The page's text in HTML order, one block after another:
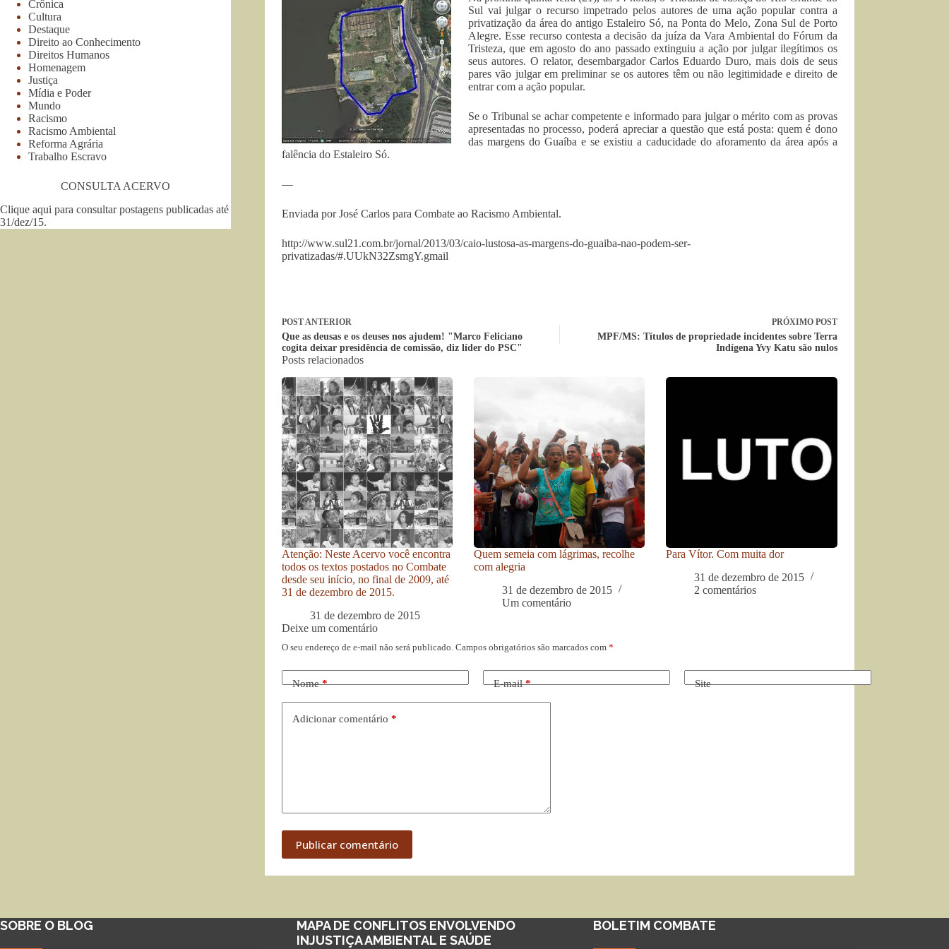
Sul vai julgar o recurso impetrado pelos autores de uma ação popular contra a
privatização da área do antigo Estaleiro Só, na Ponta do Melo, Zona Sul de Porto
Alegre. Esse recurso contesta a decisão da juíza da Vara Ambiental do Fórum da
Tristeza, que em agosto do ano passado extinguiu a ação por julgar ilegítimos os
seus autores. O relator, desembargador Carlos Eduardo Duro, mais dois de seus
pares vão julgar em preliminar se os autores têm ou não legitimidade e direito de
entrar com a ação popular.
Se o Tribunal se achar competente e informado para julgar o mérito com as provas
apresentadas no processo, poderá apreciar a questão que está posta: quem é dono
das margens do Guaíba e se existiu a caducidade do aforamento da área após a
falência do Estaleiro Só.
—
Enviada por José Carlos para Combate ao Racismo Ambiental.
http://www.sul21.com.br/jornal/2013/03/caio-lustosa-as-margens-do-guaiba-nao-podem-ser-
privatizadas/#.UUkN32ZsmgY.gmail
POSTANTERIOR
Que as deusas e os deuses nos ajudem! "Marco Feliciano
cogita deixar presidência de comissão, diz líder do PSC"
PRÓXIMO POST
MPF/MS: Títulos de propriedade incidentes sobre Terra
Indígena Yvy Katu são nulos
Posts relacionados
Atenção: Neste Acervo você encontra
todos os textos postados no Combate
desde seu início, no final de 2009, até
31 de dezembro de 2015.
31 de dezembro de 2015
Quem semeia com lágrimas, recolhe
com alegria
31 de dezembro de 2015
Um comentário
Para Vítor. Com muita dor
31 de dezembro de 2015
2 comentários
Deixe um comentário
O seu endereço de e-mail não será publicado. Campos obrigatórios são marcados com *
Nome* E-mail* Site
Adicionar comentário *
Publicar comentário
Crônica
Cultura
Destaque
Direito ao Conhecimento
Direitos Humanos
Homenagem
Justiça
Mídia e Poder
Mundo
Racismo
Racismo Ambiental
Reforma Agrária
Trabalho Escravo
CONSULTA ACERVO
Clique aqui para consultar postagens publicadas até
31/dez/15.
SOBRE O BLOG
MAPA DE CONFLITOS ENVOLVENDO
INJUSTIÇA AMBIENTAL E SAÚDE
BOLETIM COMBATE